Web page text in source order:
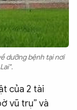
dưỡng bệnh tại nơi
của 2 tài
vũ trụ” và